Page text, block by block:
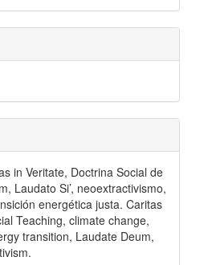
in Veritate, Doctrina Social de
Laudato Si’, neoextractivismo,
energética justa. Caritas
Teaching, climate change,
transition, Laudate Deum,